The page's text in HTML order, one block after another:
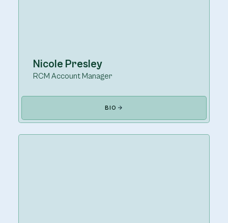
Nicole Presley
RCM Account Manager
BIO